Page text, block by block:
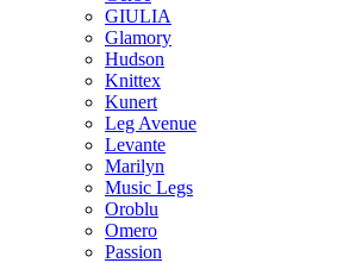
GIULIA
Glamory
Hudson
Knittex
Kunert
Leg Avenue
Levante
Marilyn
Music Legs
Oroblu
Omero
Passion